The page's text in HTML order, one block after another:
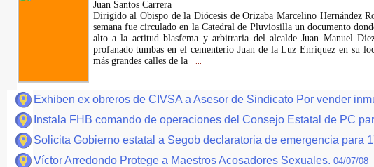
Juan Santos Carrera
Dirigido al Obispo de la Diócesis de Orizaba Marcelino Hernández
semana fue circulado en la Catedral de Pluviosilla un documento
alto a la actitud blasfema y arbitraria del alcalde Juan Manuel
profanado tumbas en el cementerio Juan de la Luz Enríquez en su
más grandes calles de la
Exhiben ex obreros de CIVSA a Asesor de Sindicato Por vender
Instala FHB comando de operaciones del Consejo Estatal de PC
Solicita Gobierno estatal a Segob declaratoria de emergencia para
Víctor Arredondo Protege a Maestros Acosadores Sexuales. 04/07/08